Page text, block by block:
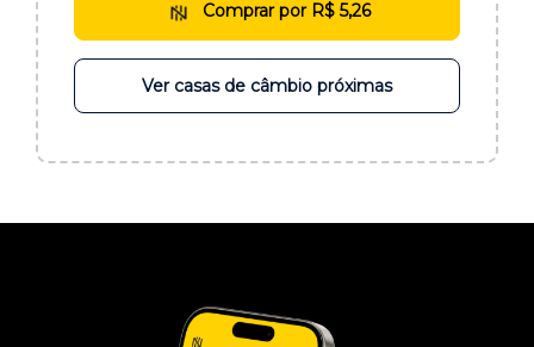
Comprar por R$ 5,26
Ver casas de câmbio próximas